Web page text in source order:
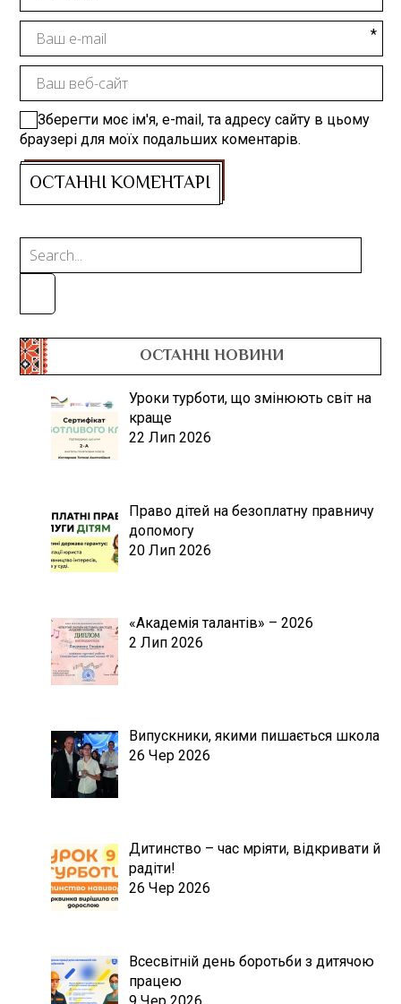
Зберегти моє ім'я, e-mail, та адресу сайту в цьому
браузері для моїх подальших коментарів.
ОСТАННІ НОВИНИ
Уроки турботи, що змінюють світ на
краще
22 Лип 2026
Право дітей на безоплатну правничу
допомогу
20 Лип 2026
«Академія талантів» – 2026
2 Лип 2026
Випускники, якими пишається школа
26 Чер 2026
Дитинство – час мріяти, відкривати й
радіти!
26 Чер 2026
Всесвітній день боротьби з дитячою
працею
9 Чер 2026